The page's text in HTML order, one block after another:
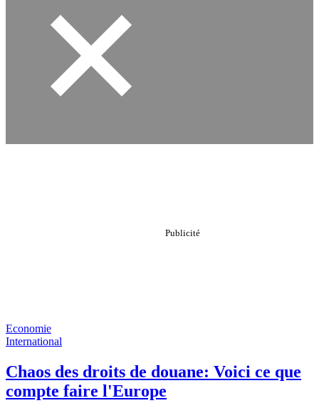
Economie
International
Chaos des droits de douane: Voici ce que
compte faire l'Europe